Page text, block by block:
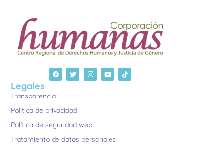
Legales
Transparencia
Política de privacidad
Política de seguridad web
Tratamiento de datos personales